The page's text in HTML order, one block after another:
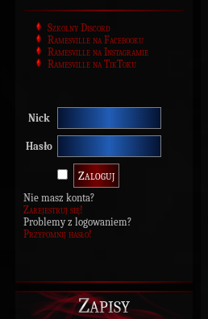
Szkolny Discord
Ramesville na Facebooku
Ramesville na Instagramie
Ramesville na TikToku
Nick
Hasło
Nie masz konta?
Zarejestruj się!
Problemy z logowaniem?
Przypomnij hasło!
Zapisy